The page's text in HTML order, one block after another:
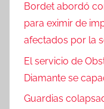
Bordet abordó
para eximir de
afectados por la
El servicio de
Diamante se
Guardias